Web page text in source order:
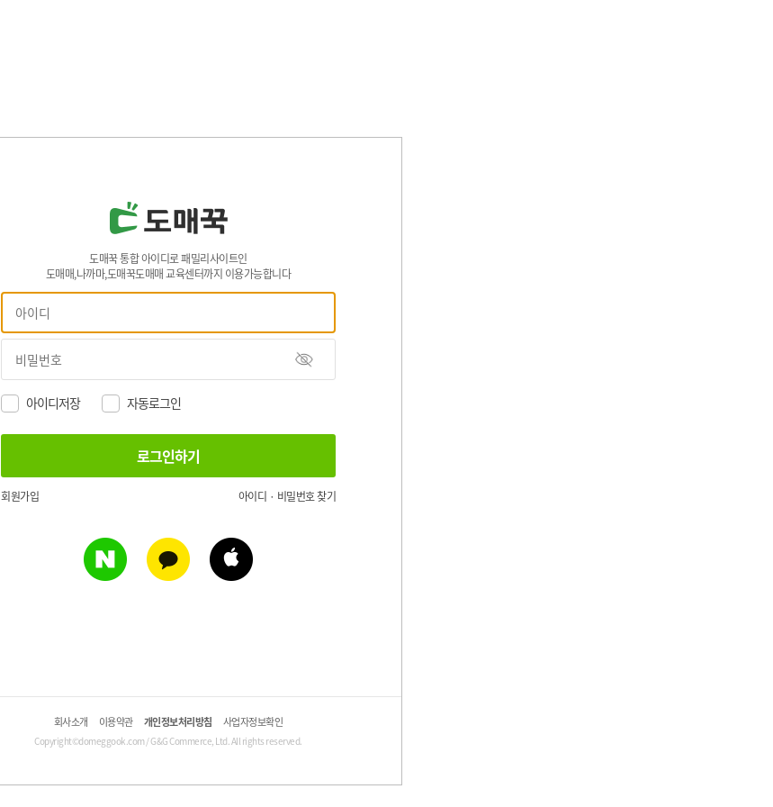
도매꾹 통합 아이디로 패밀리사이트인
도매매,나까마,도매꾹도매매 교육센터까지 이용가능합니다
아이디저장 자동로그인
회원가입 아이디 · 비밀번호 찾기
회사소개 이용약관 개인정보처리방침 사업자정보확인
Copyright©domeggook.com / G&G Commerce, Ltd. All rights reserved.